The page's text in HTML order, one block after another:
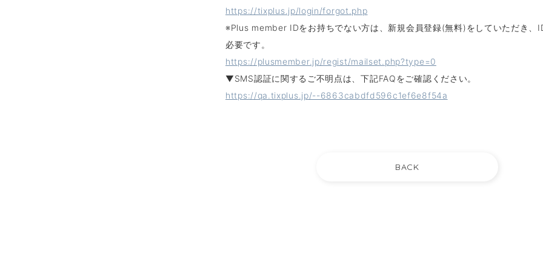
https://tixplus.jp/login/forgot.php
※Plus member IDをお持ちでない方は、新規会員登録(無料)をしていただき、
必要です。
https://plusmember.jp/regist/mailset.php?type=0
▼SMS認証に関するご不明点は、下記FAQをご確認ください。
https://qa.tixplus.jp/--6863cabdfd596c1ef6e8f54a